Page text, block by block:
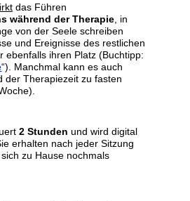
das Führen
während der Therapie , in
von der Seele schreiben
und Ereignisse des restlichen
ebenfalls ihren Platz (Buchtipp:
“). Manchmal kann es auch
der Therapiezeit zu fasten
2 Stunden und wird digital
erhalten nach jeder Sitzung
sich zu Hause nochmals